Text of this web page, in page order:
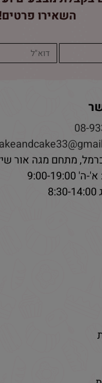
השאירו פרטים!
08-
מתחם מגה אור
19:00